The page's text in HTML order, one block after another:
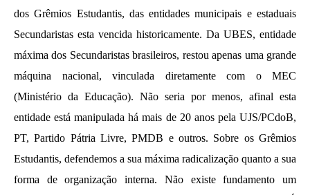
UNE na luta: pela Universidade Popular e pelo
socialismo!
30 de
novembro
dos Grêmios Estudantis, das entidades municipais e estaduais
Secundaristas esta vencida historicamente. Da UBES, entidade
máxima dos Secundaristas brasileiros, restou apenas uma grande
máquina nacional, vinculada diretamente com o MEC
(Ministério da Educação). Não seria por menos, afinal esta
entidade está manipulada há mais de 20 anos pela UJS/PCdoB,
PT, Partido Pátria Livre, PMDB e outros. Sobre os Grêmios
Estudantis, defendemos a sua máxima radicalização quanto a sua
forma de organização interna. Não existe fundamento um